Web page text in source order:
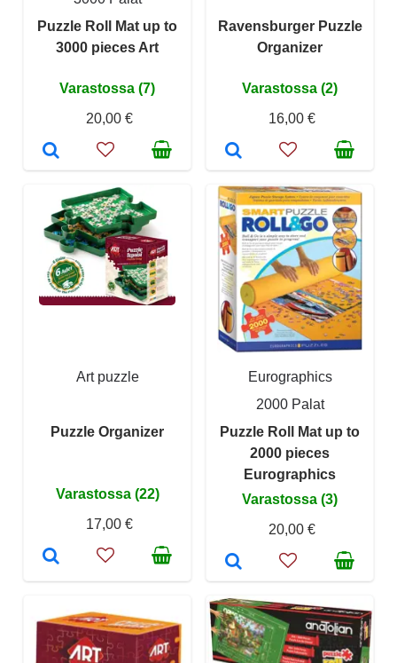
Puzzle Roll Mat up to
3000 pieces Art
Varastossa (7)
20,00 €
Ravensburger Puzzle
Organizer
Varastossa (2)
16,00 €
Art puzzle
Puzzle Organizer
Varastossa (22)
17,00 €
Eurographics
2000 Palat
Puzzle Roll Mat up to
2000 pieces
Eurographics
Varastossa (3)
20,00 €